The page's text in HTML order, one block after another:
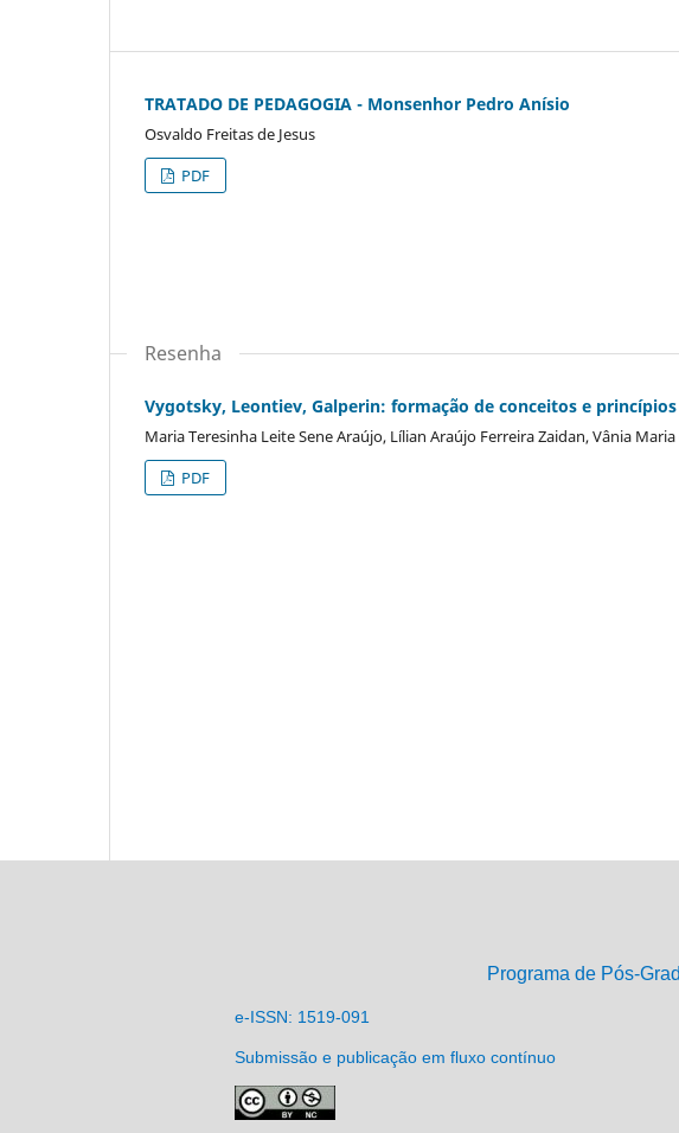
TRATADO DE PEDAGOGIA - Monsenhor Pedro Anísio
Osvaldo Freitas de Jesus
PDF
Resenha
Vygotsky, Leontiev, Galperin: formação de conceitos e
Maria Teresinha Leite Sene Araújo, Lílian Araújo Ferreira Zaidan, Vânia
PDF
Programa de Pós-
e-ISSN: 1519-091
Submissão e publicação em fluxo contínuo